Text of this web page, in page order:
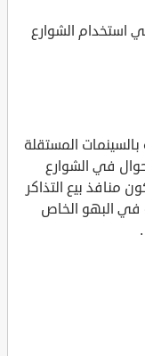
استخدام الشوارع
بالسينمات المستقلة
في الشوارع
منافذ بيع التذاكر
في البهو الخاص